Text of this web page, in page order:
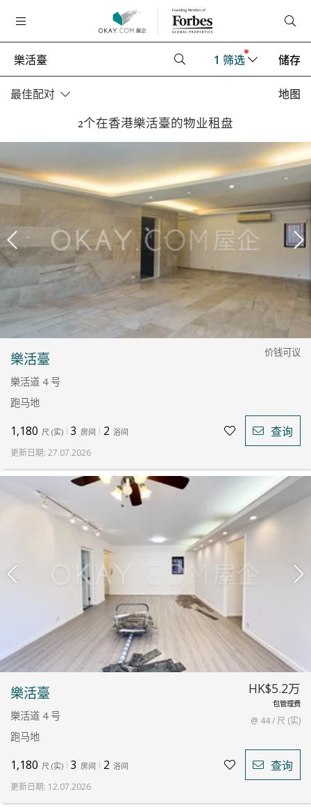
1 筛选 储存
最佳配对 地图
2个在香港樂活臺的物业租盘
樂活臺
樂活道 4 号
跑马地
价钱可议
1,180 尺 (实) 3 房间 2 浴间 查询
更新日期: 27.07.2026
樂活臺
樂活道 4 号
跑马地
HK$5.2万
包管理费
@ 44 / 尺 (实)
1,180 尺 (实) 3 房间 2 浴间 查询
更新日期: 12.07.2026